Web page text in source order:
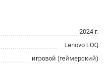
2024 г.
Lenovo LOQ
игровой (геймерский)